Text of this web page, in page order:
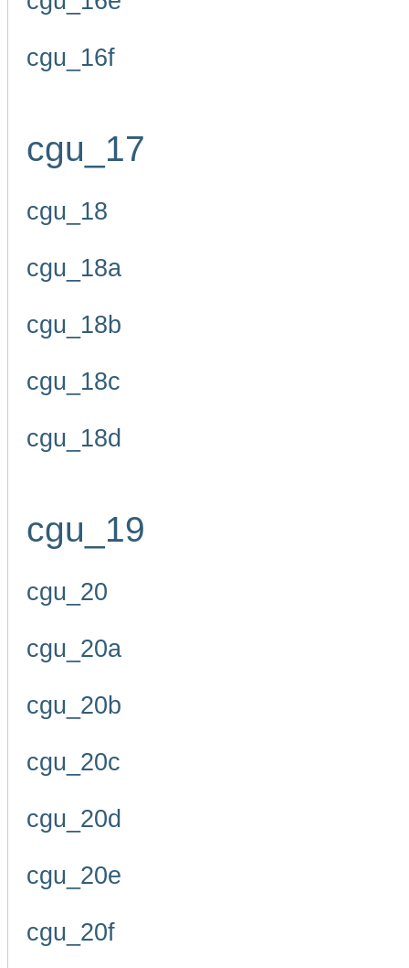
cgu_16f
cgu_17
cgu_18
cgu_18a
cgu_18b
cgu_18c
cgu_18d
cgu_19
cgu_20
cgu_20a
cgu_20b
cgu_20c
cgu_20d
cgu_20e
cgu_20f